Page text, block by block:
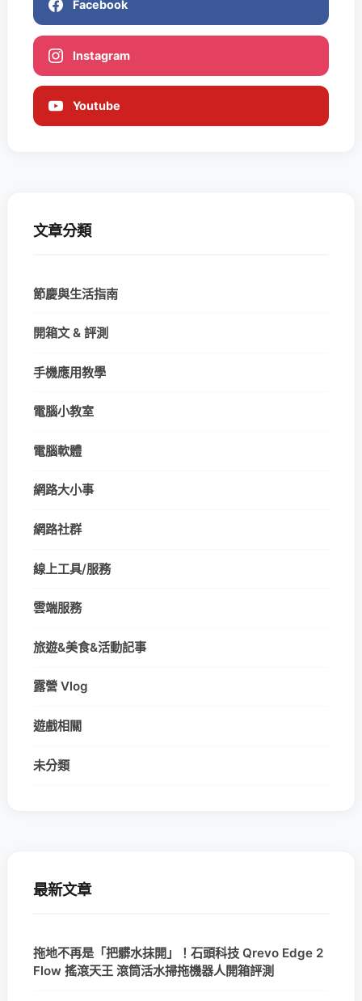
Facebook
Instagram
Youtube
文章分類
節慶與生活指南
開箱文 & 評測
手機應用教學
電腦小教室
電腦軟體
網路大小事
網路社群
線上工具/服務
雲端服務
旅遊&美食&活動記事
露營 Vlog
遊戲相關
未分類
最新文章
拖地不再是「把髒水抹開」！石頭科技 Qrevo Edge 2
Flow 搖滾天王 滾筒活水掃拖機器人開箱評測